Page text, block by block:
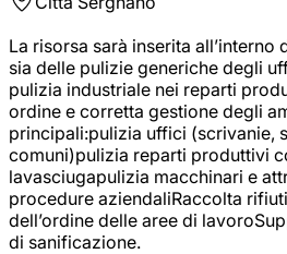
La risorsa sarà inserita all’interno
sia delle pulizie generiche degli
pulizia industriale nei reparti
ordine e corretta gestione degli
principali:pulizia uffici (scrivanie,
comuni)pulizia reparti produttivi
lavasciugapulizia macchinari e
procedure aziendaliRaccolta
dell’ordine delle aree di
di sanificazione.